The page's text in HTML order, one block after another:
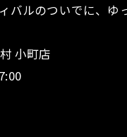
バルのついでに、
小町店